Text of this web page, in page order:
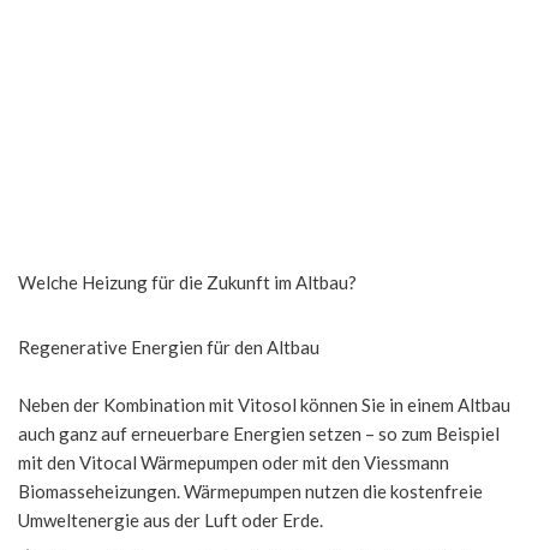
Welche Heizung für die Zukunft im Altbau?
Regenerative Energien für den Altbau
Neben der Kombination mit Vitosol können Sie in einem Altbau
auch ganz auf erneuerbare Energien setzen – so zum Beispiel
mit den Vitocal Wärmepumpen oder mit den Viessmann
Biomasseheizungen. Wärmepumpen nutzen die kostenfreie
Umweltenergie aus der Luft oder Erde.